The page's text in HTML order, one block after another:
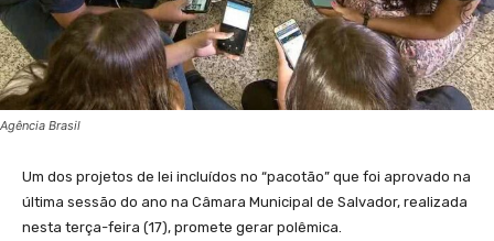
Agência Brasil
Um dos projetos de lei incluídos no “pacotão” que foi aprovado na
última sessão do ano na Câmara Municipal de Salvador, realizada
nesta terça-feira (17), promete gerar polêmica.